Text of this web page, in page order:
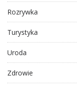
Rozrywka
Turystyka
Uroda
Zdrowie